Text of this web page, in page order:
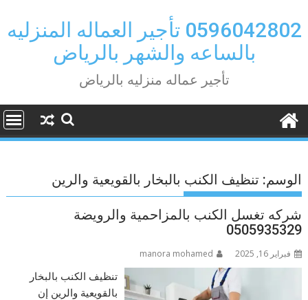
to
content
0596042802 تأجير العماله المنزليه
بالساعه والشهر بالرياض
تأجير عماله منزليه بالرياض
الوسم: تنظيف الكنب بالبخار بالقويعية والرين
شركه تغسل الكنب بالمزاحمية والرويضة
0505935329
فبراير 16, 2025 manora mohamed
تنظيف الكنب بالبخار
بالقويعية والرين إن